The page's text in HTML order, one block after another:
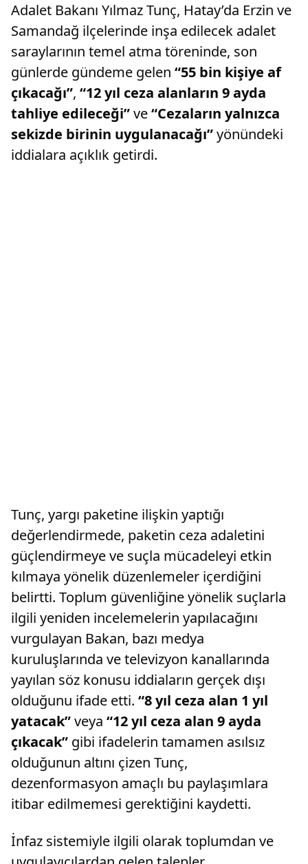
Adalet Bakanı Yılmaz Tunç, Hatay’da Erzin ve
Samandağ ilçelerinde inşa edilecek adalet
saraylarının temel atma töreninde, son
günlerde gündeme gelen “55 bin kişiye af
çıkacağı”, “12 yıl ceza alanların 9 ayda
tahliye edileceği”ve“Cezaların yalnızca
sekizde birinin uygulanacağı”yönündeki
iddialara açıklık getirdi.
Tunç, yargı paketine ilişkin yaptığı
değerlendirmede, paketin ceza adaletini
güçlendirmeye ve suçla mücadeleyi etkin
kılmaya yönelik düzenlemeler içerdiğini
belirtti. Toplum güvenliğine yönelik suçlarla
ilgili yeniden incelemelerin yapılacağını
vurgulayan Bakan, bazı medya
kuruluşlarında ve televizyon kanallarında
yayılan söz konusu iddiaların gerçek dışı
olduğunu ifade etti. “8 yıl ceza alan 1 yıl
yatacak”veya “12 yıl ceza alan 9 ayda
çıkacak” gibi ifadelerin tamamen asılsız
olduğunun altını çizen Tunç,
dezenformasyon amaçlı bu paylaşımlara
itibar edilmemesi gerektiğini kaydetti.
İnfaz sistemiyle ilgili olarak toplumdan ve